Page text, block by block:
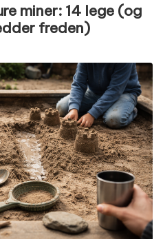
miner: 14 lege (og
freden)